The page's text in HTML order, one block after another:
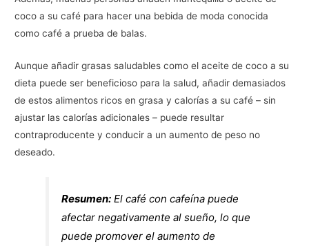
coco a su café para hacer una bebida de moda conocida
como café a prueba de balas.
Aunque añadir grasas saludables como el aceite de coco a su
dieta puede ser beneficioso para la salud, añadir demasiados
de estos alimentos ricos en grasa y calorías a su café – sin
ajustar las calorías adicionales – puede resultar
contraproducente y conducir a un aumento de peso no
deseado.
Resumen: El café con cafeína puede
afectar negativamente al sueño, lo que
puede promover el aumento de